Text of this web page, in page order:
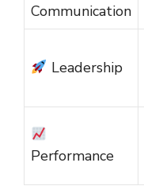
Communication
Leadership
Performance